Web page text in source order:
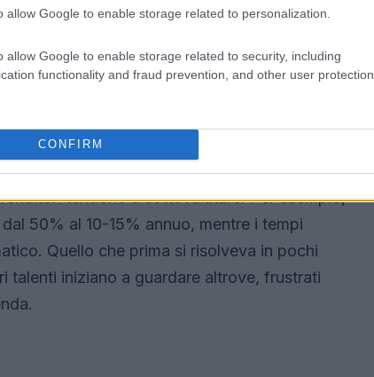
allow Google to enable storage related to personalization.
allow Google to enable storage related to security, including
functionality and fraud prevention, and other user protection.
CONFIRM
L’organico, che inizialmente era composto
in pochi anni. Ma cosa succede quando i
iniziano a mostrare segni di cedimento?
in una rete complessa, spesso con
gerarchici.
un evento imprevisto. Si manifesta attraverso
tendono a sottovalutare. Per esempio,
50% al 10-15% annuo, mentre i tempi
Quello che prima si risolveva in pochi
talenti iniziano a guardare altrove, frustrati